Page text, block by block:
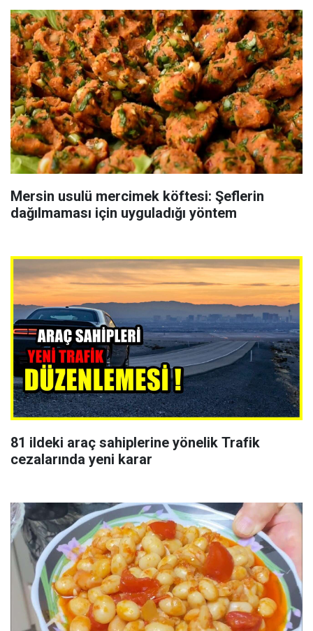
Mersin usulü mercimek köftesi: Şeflerin
dağılmaması için uyguladığı yöntem
81 ildeki araç sahiplerine yönelik Trafik
cezalarında yeni karar